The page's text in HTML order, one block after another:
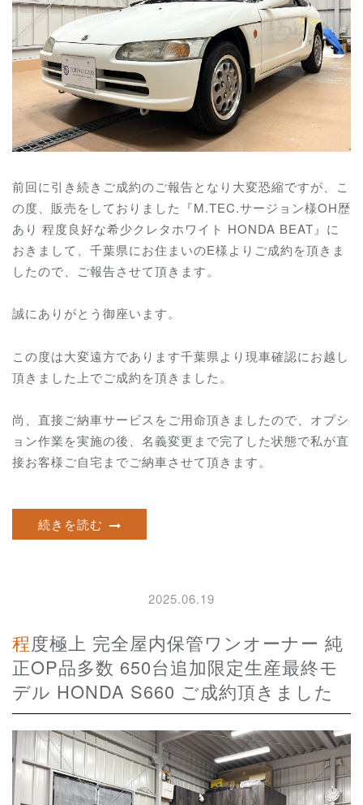
前回に引き続きご成約のご報告となり大変恐縮ですが、こ
の度、販売をしておりました『M.TEC.サージョン様OH歴
あり 程度良好な希少クレタホワイト HONDA BEAT』に
おきまして、千葉県にお住まいのE様よりご成約を頂きま
したので、ご報告させて頂きます。
誠にありがとう御座います。
この度は大変遠方であります千葉県より現車確認にお越し
頂きました上でご成約を頂きました。
尚、直接ご納車サービスをご用命頂きましたので、オプシ
ョン作業を実施の後、名義変更まで完了した状態で私が直
接お客様ご自宅までご納車させて頂きます。
続きを読む
2025.06.19
程度極上 完全屋内保管ワンオーナー 純
正OP品多数 650台追加限定生産最終モ
デル HONDA S660 ご成約頂きました